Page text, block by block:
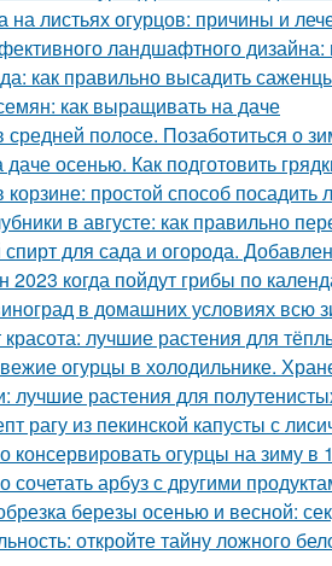
листьях огурцов: причины и
ландшафтного
как правильно высадить
как выращивать на даче
средней полосе. Позаботиться о
даче осенью. Как подготовить
простой способ посадить
в августе: как правильно
для сада и огорода.
2023 когда пойдут грибы по
в домашних условиях всю
красота: лучшие растения для
огурцы в холодильнике.
лучшие растения для
рагу из пекинской капусты с
консервировать огурцы на зиму в
сочетать арбуз с другими
березы осенью и весной:
откройте тайну ложного